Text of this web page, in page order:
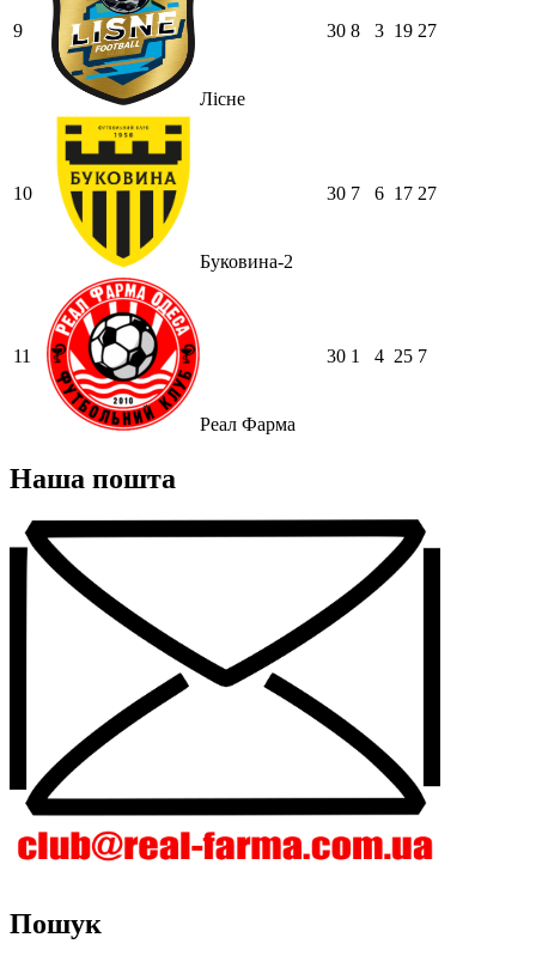
9
Лісне
30 8 3 19 27
10
Буковина-2
30 7 6 17 27
11
Реал Фарма
30 1 4 25 7
Наша пошта
Пошук